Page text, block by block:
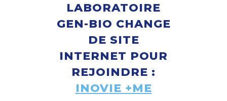
LABORATOIRE
GEN-BIO CHANGE
DE SITE
INTERNET POUR
REJOINDRE :
INOVIE +ME